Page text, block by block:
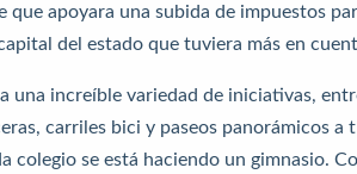
que apoyara una subida de impuestos
del estado que tuviera más en
una increíble variedad de iniciativas,
carriles bici y paseos panorámicos a
colegio se está haciendo un gimnasio.